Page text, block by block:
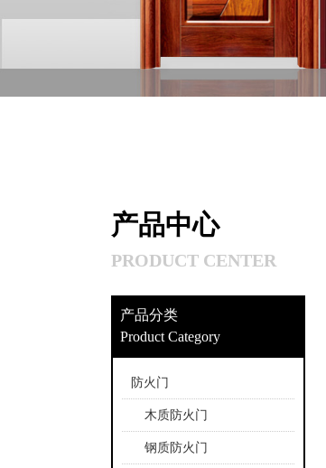
产品中心
PRODUCT CENTER
产品分类
Product Category
防火门
木质防火门
钢质防火门